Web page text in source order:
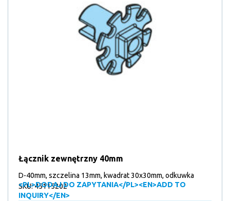
Łącznik zewnętrzny 40mm
D-40mm, szczelina 13mm, kwadrat 30x30mm, odkuwka
<PL>DODAJ DO ZAPYTANIA</PL><EN>ADD TO
INQUIRY</EN>
SKU: 45115202